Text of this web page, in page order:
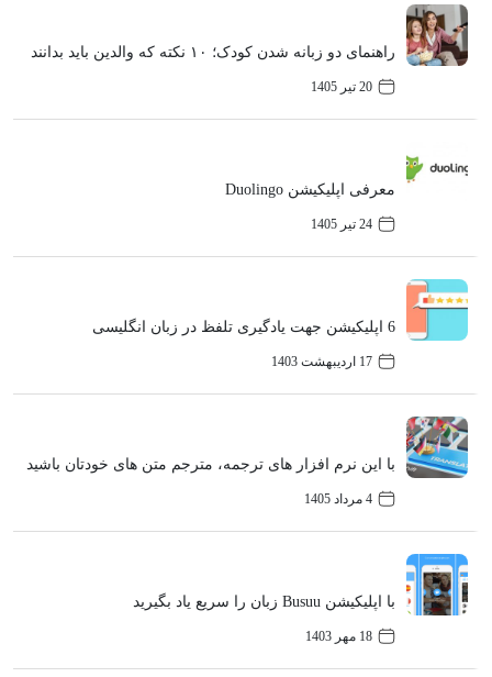
راهنمای دو زبانه شدن کودک؛ ۱۰ نکته که والدین باید بدانند
20 تیر 1405
معرفی اپلیکیشن Duolingo
24 تیر 1405
6 اپلیکیشن جهت یادگیری تلفظ در زبان انگلیسی
17 اردیبهشت 1403
با این نرم‌ افزار های ترجمه، مترجم‌ متن‌ های خودتان باشید
4 مرداد 1405
با اپلیکیشن Busuu زبان را سریع یاد بگیرید
18 مهر 1403